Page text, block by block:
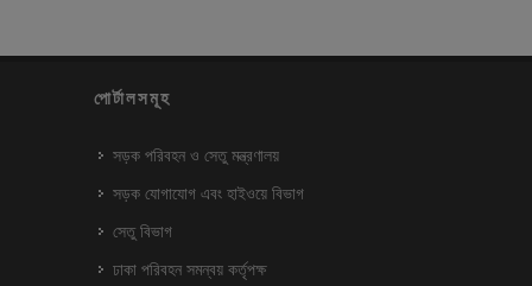
পোর্টালসমূহ
সড়ক পরিবহন ও সেতু মন্ত্রণালয়
সড়ক যোগাযোগ এবং হাইওয়ে বিভাগ
সেতু বিভাগ
ঢাকা পরিবহন সমন্বয় কর্তৃপক্ষ